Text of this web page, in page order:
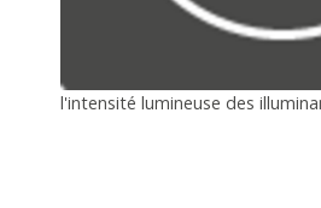
l'intensité lumineuse des